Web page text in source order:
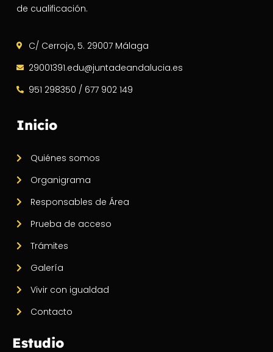
de cualificación.
C/ Cerrojo, 5. 29007 Málaga
29001391.edu@juntadeandalucia.es
951 298350 / 677 902 149
Inicio
Quiénes somos
Organigrama
Responsables de Área
Prueba de acceso
Trámites
Galería
Vivir con igualdad
Contacto
Estudio